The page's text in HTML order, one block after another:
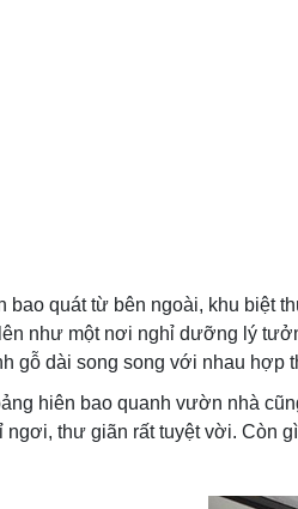
bao quát từ bên ngoài, khu biệt
như một nơi nghỉ dưỡng lý
gỗ dài song song với nhau hợp
hiên bao quanh vườn nhà
ngơi, thư giãn rất tuyệt vời. Còn